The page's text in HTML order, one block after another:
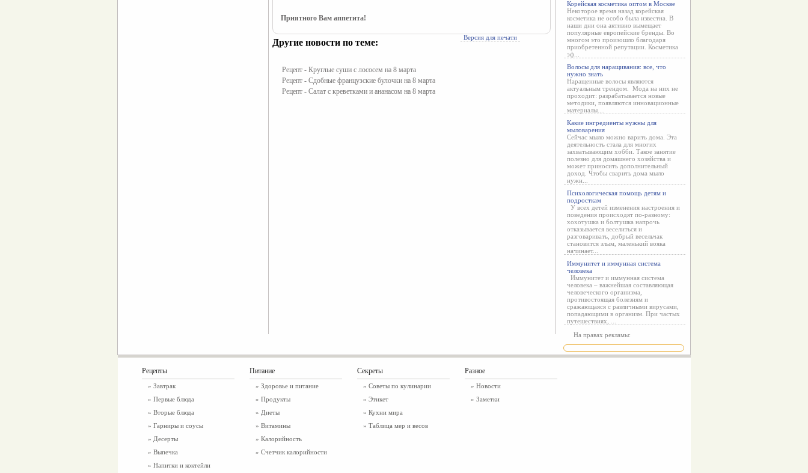
Приятного Вам аппетита!
Версия для печати
Другие новости по теме:
Рецепт - Круглые суши с лососем на 8 марта
Рецепт - Сдобные французские булочки на 8 марта
Рецепт - Салат с креветками и ананасом на 8 марта
Корейская косметика оптом в Москве
Некоторое время назад корейская
косметика не особо была известна. В
наши дни она активно вымещает
популярные европейские бренды. Во
многом это произошло благодаря
приобретенной репутации. Косметика
эф...
Волосы для наращивания: все, что
нужно знать
Наращенные волосы являются
актуальным трендом. Мода на них не
проходит: разрабатывается новые
методики, появляются инновационные
материалы....
Какие ингредиенты нужны для
мыловарения
Сейчас мыло можно варить дома. Эта
деятельность стала для многих
захватывающим хобби. Такое занятие
полезно для домашнего хозяйства и
может приносить дополнительный
доход. Чтобы сварить дома мыло
нужн...
Психологическая помощь детям и
подросткам
У всех детей изменения настроения и
поведения происходят по-разному:
хохотушка и болтушка напрочь
отказывается веселиться и
разговаривать, добрый весельчак
становится злым, маленький вояка
начинает...
Иммунитет и иммунная система
человека
Иммунитет и иммунная система
человека – важнейшая составляющая
человеческого организма,
противостоящая болезням и
сражающаяся с различными вирусами,
попадающими в организм. При частых
путешествиях, ...
На правах рекламы:
Рецепты
» Завтрак
» Первые блюда
» Вторые блюда
» Гарниры и соусы
» Десерты
» Выпечка
» Напитки и коктейли
Питание
» Здоровье и питание
» Продукты
» Диеты
» Витамины
» Калорийность
» Счетчик калорийности
Секреты
» Советы по кулинарии
» Этикет
» Кухни мира
» Таблица мер и весов
Разное
» Новости
» Заметки